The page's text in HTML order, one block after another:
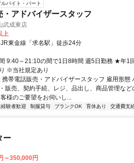
ルバイト・パート
・アドバイザースタッフ
成東店
上
東金線「求名駅」徒歩24分
9:40～21:10の間で1日8時間 週5日勤務 ★年1
※当社規定あり
携帯電話販売・アドバイザースタッフ 雇用形態
販売、契約手続、レジ、品出し、商品管理な
様のご要望をお伺いし...
経験者歓迎 制服貸与 ブランクOK 育休あり 交通費支
ー
～350,000円